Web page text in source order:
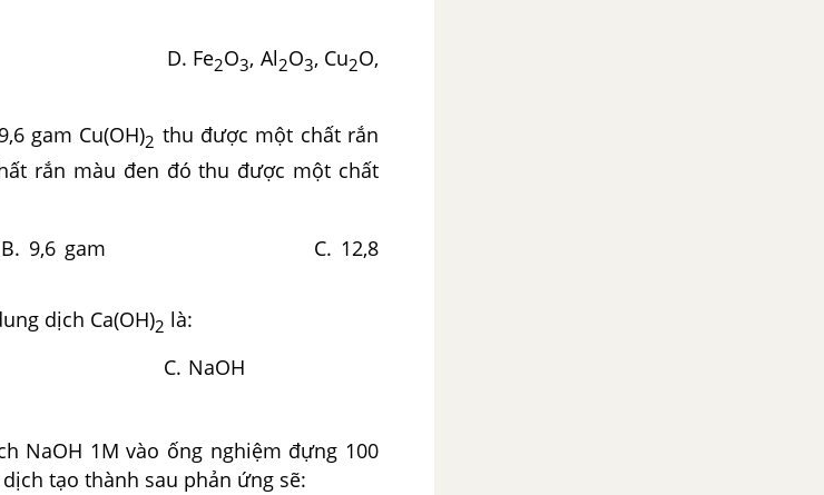
D. Fe2O3, Al2O3, Cu2O,
gam Cu(OH)2 thu được một chất rắn
rắn màu đen đó thu được một chất
9,6 gam C. 12,8
dịch Ca(OH)2 là:
C. NaOH
NaOH 1M vào ống nghiệm đựng 100
tạo thành sau phản ứng sẽ: